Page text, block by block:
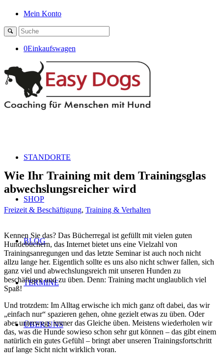
Mein Konto
0Einkaufswagen
STANDORTE
SHOP
BLOG
TERMINE
ÜBER UNS
Wie Ihr Training mit dem Trainingsglas
abwechslungsreicher wird
Freizeit & Beschäftigung, Training & Verhalten
Kennen Sie das? Das Bücherregal ist gefüllt mit vielen guten
Hundebüchern, das Internet bietet uns eine Vielzahl von
Trainingsanregungen und das letzte Seminar ist auch noch nicht
allzu lange her. Eigentlich sollte es uns also nicht schwer fallen, sich
ganz viel und abwechslungsreich mit unseren Hunden zu
beschäftigen und zu üben. Denn: Training macht unglaublich viel
Spaß!
Und trotzdem: Im Alltag erwische ich mich ganz oft dabei, das wir
„einfach nur“ spazieren gehen, ohne gezielt etwas zu üben. Oder
aber unterwegs immer das Gleiche üben. Meistens wiederholen wir
das, was die Hunde sowieso schon sehr gut können – das gibt einem
natürlich ein gutes Gefühl – bringt aber unseren Trainingsfortschritt
auf lange Sicht nicht wirklich voran.